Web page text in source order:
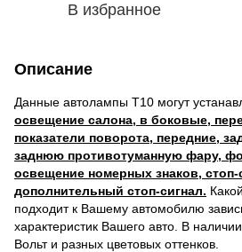
В избранное
Описание
Данные автолампы Т10 могут
освещение салона, в боковые,
показатели поворота, передние,
заднюю противотуманную фару,
освещение номерных знаков, стоп-
дополнительный стоп-сигнал.
подходит к Вашему автомобилю
характеристик Вашего авто. В
Вольт и разных цветовых оттенков.